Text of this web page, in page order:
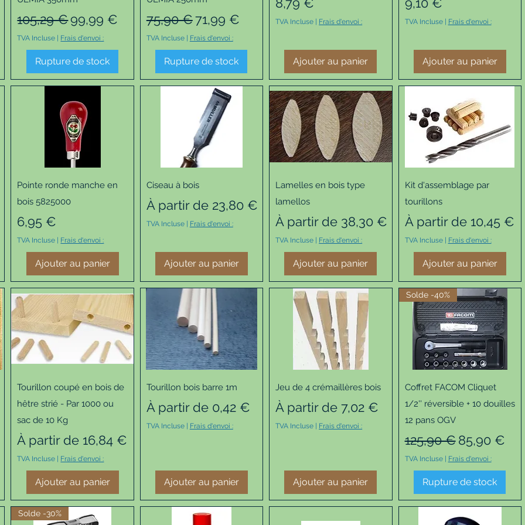
Prix original
105,29 €Prix promotionnel
99,99 €
TVA Incluse | Frais d'envoi :
Rupture de stock
Prix original
75,90 €Prix promotionnel
71,99 €
TVA Incluse| Frais d'envoi :
Rupture de stock
TVA Incluse | Frais d'envoi :
Ajouter au panier
TVA Incluse| Frais d'envoi :
Ajouter au panier
Aperçu rapide
Pointe ronde manche en
bois 5825000
Prix
6,95 €
TVA Incluse | Frais d'envoi :
Ajouter au panier
Aperçu rapide
Ciseau à bois
À partir de 23,80 €
Prix promotionnel
TVA Incluse| Frais d'envoi :
Ajouter au panier
Aperçu rapide
Lamelles en bois type
lamellos
À partir de 38,30 €
Prix promotionnel
TVA Incluse | Frais d'envoi :
Ajouter au panier
Aperçu rapide
Kit d'assemblage par
tourillons
À partir de 10,45 €
Prix promotionnel
TVA Incluse| Frais d'envoi :
Ajouter au panier
Aperçu rapide
Tourillon coupé en bois de
hêtre strié - Par 1000 ou
sac de 10 Kg
À partir de 16,84 €
Prix promotionnel
TVA Incluse | Frais d'envoi :
Ajouter au panier
Aperçu rapide
Tourillon bois barre 1m
À partir de 0,42 €
Prix promotionnel
TVA Incluse| Frais d'envoi :
Ajouter au panier
Aperçu rapide
Jeu de 4 crémaillères bois
À partir de7,02 €
Prix promotionnel
TVA Incluse | Frais d'envoi :
Ajouter au panier
Aperçu rapide
Solde -40%
Coffret FACOM Cliquet
1/2'' réversible + 10 douilles
12 pans OGV
Prix original
125,90 € Prix
85,90 €
TVA Incluse| Frais d'envoi :
Rupture de stock
Solde -30%